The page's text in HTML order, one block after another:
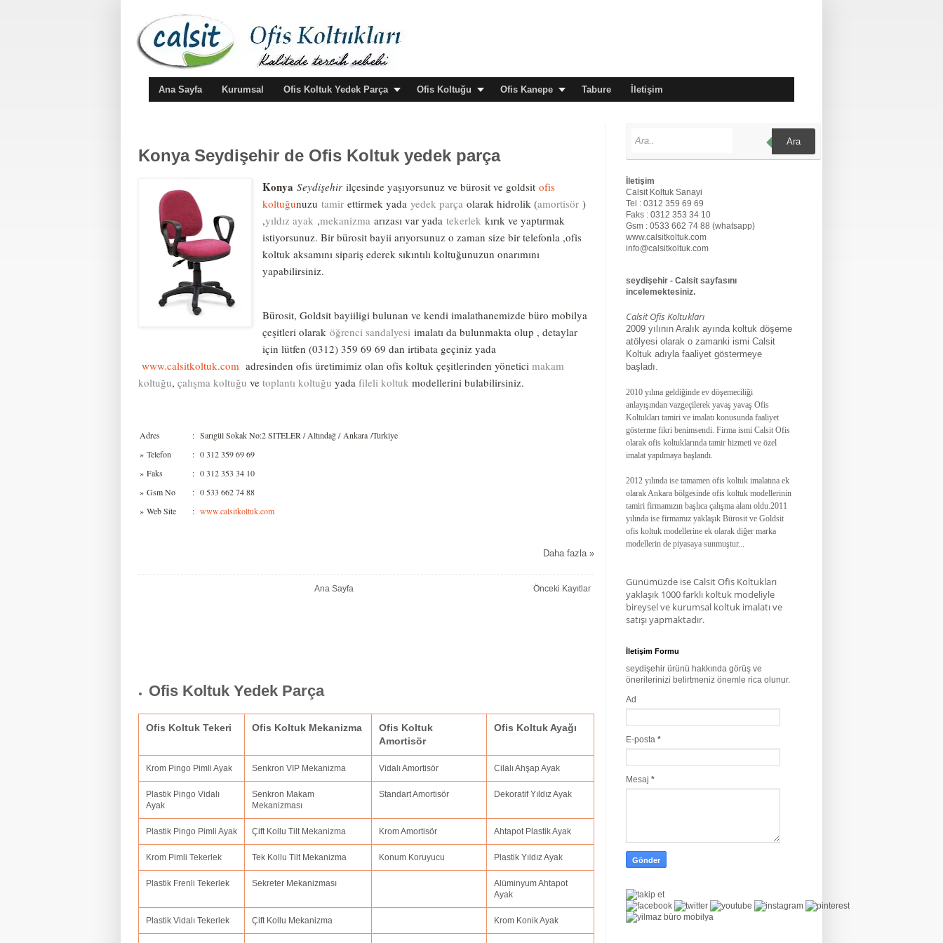
Ana Sayfa Kurumsal Ofis Koltuk Yedek Parça Ofis Koltuğu Ofis Kanepe Tabure İletişim
Konya Seydişehir de Ofis Koltuk yedek parça
Konya Seydişehir ilçesinde yaşıyorsunuz ve bürosit ve goldsit ofis
koltuğunuzu tamir ettirmek yada yedek parça olarak hidrolik (amortisör )
,yıldız ayak ,mekanizma arızası var yada tekerlek kırık ve yaptırmak
istiyorsunuz. Bir bürosit bayii arıyorsunuz o zaman size bir telefonla ,ofis
koltuk aksamını sipariş ederek sıkıntılı koltuğunuzun onarımını
yapabilirsiniz.
Bürosit, Goldsit bayiiligi bulunan ve kendi imalathanemizde büro mobilya
çeşitleri olarak öğrenci sandalyesi imalatı da bulunmakta olup , detaylar
için lütfen (0312) 359 69 69 dan irtibata geçiniz yada
www.calsitkoltuk.com adresinden ofis üretimimiz olan ofis koltuk çeşitlerinden yönetici makam
koltuğu, çalışma koltuğu ve toplantı koltuğu yada fileli koltuk modellerini bulabilirsiniz.
Adres : Sarıgül Sokak No:2 SITELER / Altındağ / Ankara /Turkiye
» Telefon : 0 312 359 69 69
» Faks : 0 312 353 34 10
» Gsm No : 0 533 662 74 88
» Web Site : www.calsitkoltuk.com
Daha fazla »
Önceki Kayıtlar
Ana Sayfa
Ofis Koltuk Yedek Parça
Ofis Koltuk Tekeri Ofis Koltuk Mekanizma
Ofis Koltuk
Amortisör
Ofis Koltuk Ayağı
Krom Pingo Pimli Ayak Senkron VIP Mekanizma Vidalı Amortisör Cilalı Ahşap Ayak
Plastik Pingo Vidalı
Ayak
Senkron Makam
Mekanizması
Standart Amortisör Dekoratif Yıldız Ayak
Plastik Pingo Pimli Ayak Çift Kollu Tilt Mekanizma Krom Amortisör Ahtapot Plastik Ayak
Krom Pimli Tekerlek Tek Kollu Tilt Mekanizma Konum Koruyucu Plastik Yıldız Ayak
Plastik Frenli Tekerlek Sekreter Mekanizması
Alüminyum Ahtapot
Ayak
Plastik Vidalı Tekerlek Çift Kollu Mekanizma Krom Konik Ayak
Ara
İletişim
Calsit Koltuk Sanayi
Tel : 0312 359 69 69
Faks : 0312 353 34 10
Gsm : 0533 662 74 88 (whatsapp)
www.calsitkoltuk.com
info@calsitkoltuk.com
seydişehir - Calsit sayfasını
incelemektesiniz.
Calsit Ofis Koltukları
2009 yılının Aralık ayında koltuk döşeme
atölyesi olarak o zamanki ismi Calsit
Koltuk adıyla faaliyet göstermeye
başladı.
2010 yılına geldiğinde ev döşemeciliği
anlayışından vazgeçilerek yavaş yavaş Ofis
Koltukları tamiri ve imalatı konusunda faaliyet
gösterme fikri benimsendi. Firma ismi Calsit Ofis
olarak ofis koltuklarında tamir hizmeti ve özel
imalat yapılmaya başlandı.
2012 yılında ise tamamen ofis koltuk imalatına ek
olarak Ankara bölgesinde ofis koltuk modellerinin
tamiri firmamızın başlıca çalışma alanı oldu.2011
yılında ise firmamız yaklaşık Bürosit ve Goldsit
ofis koltuk modellerine ek olarak diğer marka
modellerin de piyasaya sunmuştur...
Günümüzde ise Calsit Ofis Koltukları
yaklaşık 1000 farklı koltuk modeliyle
bireysel ve kurumsal koltuk imalatı ve
satışı yapmaktadır.
İletişim Formu
seydişehir ürünü hakkında görüş ve
önerilerinizi belirtmeniz önemle rica olunur.
Ad
E-posta *
Mesaj *